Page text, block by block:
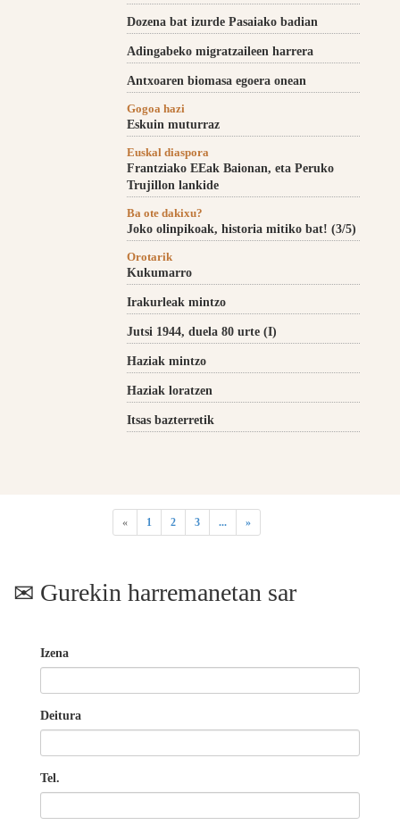
Dozena bat izurde Pasaiako badian
Adingabeko migratzaileen harrera
Antxoaren biomasa egoera onean
Gogoa hazi
Eskuin muturraz
Euskal diaspora
Frantziako EEak Baionan, eta Peruko
Trujillon lankide
Ba ote dakixu?
Joko olinpikoak, historia mitiko bat! (3/5)
Orotarik
Kukumarro
Irakurleak mintzo
Jutsi 1944, duela 80 urte (I)
Haziak mintzo
Haziak loratzen
Itsas bazterretik
« 1 2 3 ... »
Gurekin harremanetan sar
Izena
Deitura
Tel.